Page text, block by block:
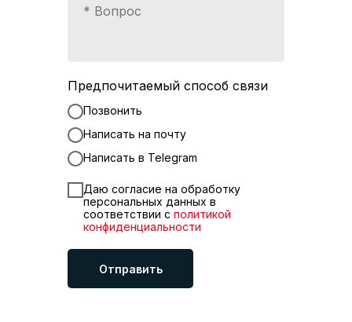
Предпочитаемый способ связи
Позвонить
Написать на почту
Написать в Telegram
Даю согласие на обработку
персональных данных в
соответствии с политикой
конфиденциальности
Отправить